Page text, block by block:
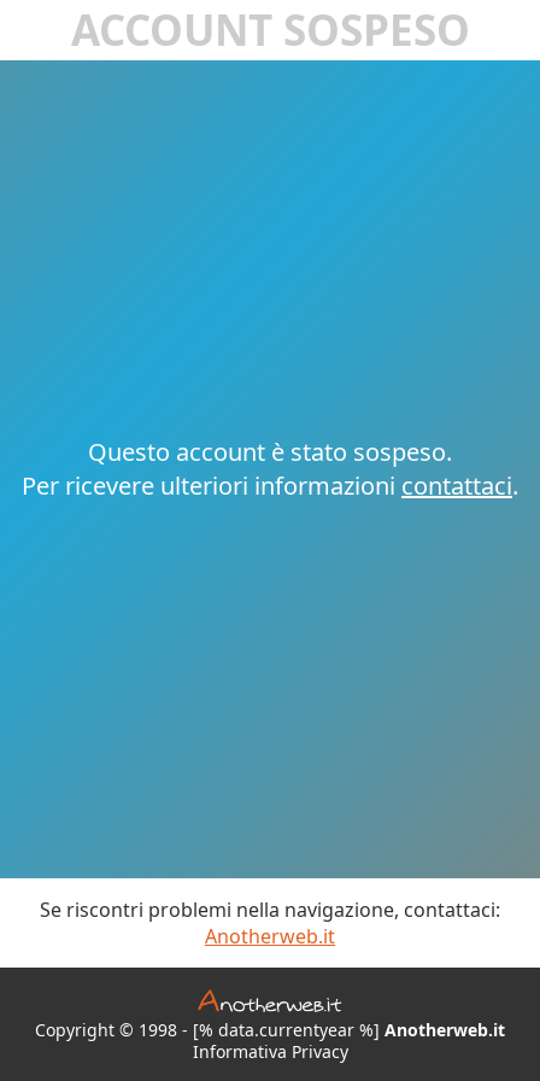
ACCOUNT SOSPESO
Questo account è stato sospeso.
Per ricevere ulteriori informazioni contattaci.
Se riscontri problemi nella navigazione, contattaci:
Anotherweb.it
Copyright © 1998 - [% data.currentyear %] Anotherweb.it
Informativa Privacy